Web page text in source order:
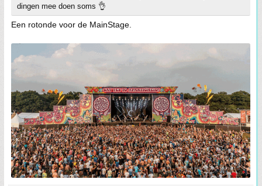
dingen mee doen soms 👌
Een rotonde voor de MainStage.